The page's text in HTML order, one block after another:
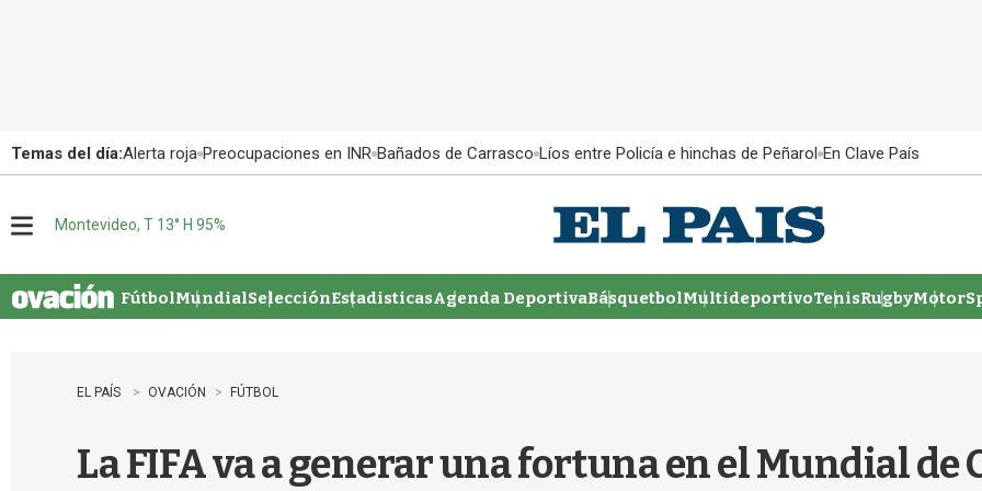
Temas del día:Alerta roja Preocupaciones en INR Bañados de Carrasco Líos entre Policía e hinchas de Peñarol En Clave País
u
Montevideo, T 13° H 95%
FútbolMundialSelecciónEstadisticasAgenda DeportivaBásquetbolMultideportivoTenisRugby
EL PAÍS OVACIÓN FÚTBOL
La FIFA va a generar una fortuna en el Mundial de